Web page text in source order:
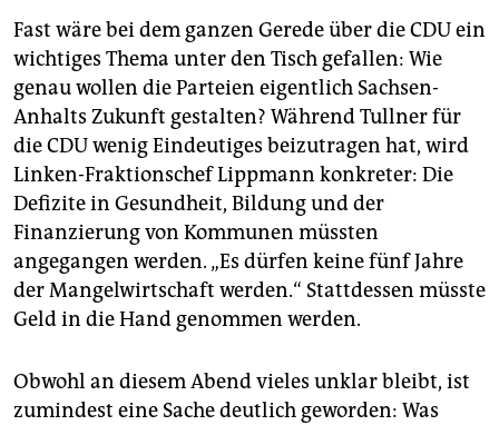
Fast wäre bei dem ganzen Gerede über die CDU ein
wichtiges Thema unter den Tisch gefallen: Wie
genau wollen die Parteien eigentlich Sachsen-
Anhalts Zukunft gestalten? Während Tullner für
die CDU wenig Eindeutiges beizutragen hat, wird
Linken-Fraktionschef Lippmann konkreter: Die
Defizite in Gesundheit, Bildung und der
Finanzierung von Kommunen müssten
angegangen werden. „Es dürfen keine fünf Jahre
der Mangelwirtschaft werden.“ Stattdessen müsste
Geld in die Hand genommen werden.
Obwohl an diesem Abend vieles unklar bleibt, ist
zumindest eine Sache deutlich geworden: Was